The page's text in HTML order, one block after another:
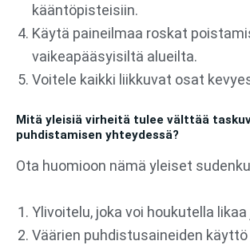
kääntöpisteisiin.
Käytä paineilmaa roskat
vaikeapääsyisiltä alueilta.
Voitele kaikki liikkuvat osat
Mitä yleisiä virheitä tulee välttää
puhdistamisen yhteydessä?
Ota huomioon nämä yleiset
Ylivoitelu, joka voi houkutella likaa
Väärien puhdistusaineiden käyttö